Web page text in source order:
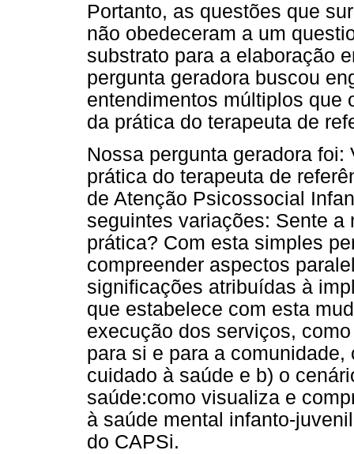
Portanto, as questões que
não obedeceram a um
substrato para a elaboração
pergunta geradora buscou
entendimentos múltiplos que
da prática do terapeuta de
Nossa pergunta geradora
prática do terapeuta de
de Atenção Psicossocial
seguintes variações: Sente
prática? Com esta simples
compreender aspectos
significações atribuídas à
que estabelece com esta
execução dos serviços,
para si e para a
cuidado à saúde e b) o
saúde:como visualiza e
à saúde mental infanto-
do CAPSi.